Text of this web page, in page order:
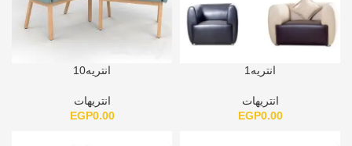
انتريه1
انتريهات
EGP0.00
انتريه10
انتريهات
EGP0.00